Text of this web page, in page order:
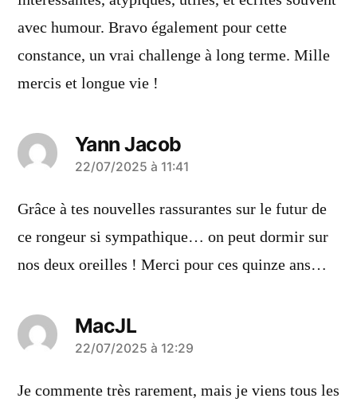
avec humour. Bravo également pour cette
constance, un vrai challenge à long terme. Mille
mercis et longue vie !
Yann Jacob
a
dit :
22/07/2025 à 11:41
Grâce à tes nouvelles rassurantes sur le futur de
ce rongeur si sympathique… on peut dormir sur
nos deux oreilles ! Merci pour ces quinze ans…
MacJL
a
dit :
22/07/2025 à 12:29
Je commente très rarement, mais je viens tous les